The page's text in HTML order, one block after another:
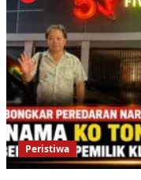
Peristiwa